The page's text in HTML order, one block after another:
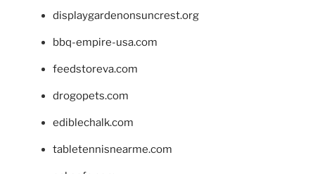
displaygardenonsuncrest.org
bbq-empire-usa.com
feedstoreva.com
drogopets.com
ediblechalk.com
tabletennisnearme.com